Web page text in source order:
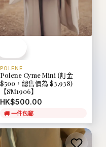
POLENE
Polene Cyme Mini (訂金
$500，總售價為 $3,938)
【SM1906】
HK$500.00
🚚 一件包郵